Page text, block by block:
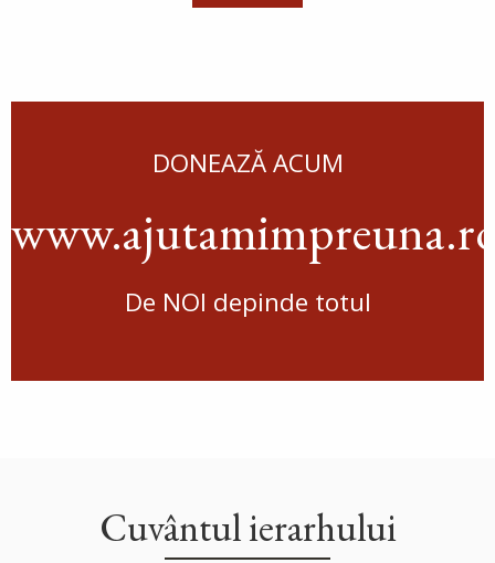
DONEAZĂ ACUM
De NOI depinde totul
Cuvântul ierarhului